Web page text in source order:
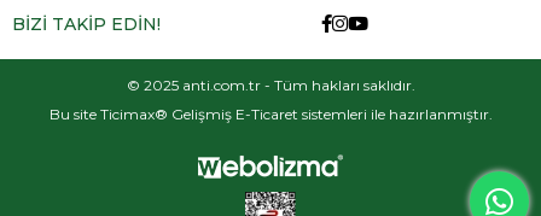
BİZİ TAKİP EDİN!
© 2025 anti.com.tr - Tüm hakları saklıdır.
Bu site Ticimax® Gelişmiş E-Ticaret sistemleri ile hazırlanmıştır.